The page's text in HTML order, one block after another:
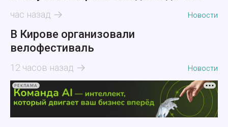
час назад Новости
В Кирове организовали
велофестиваль
12 часов назад Новости
РЕКЛАМА